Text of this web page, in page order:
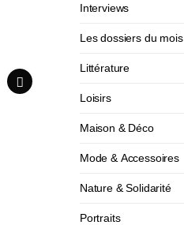
Interviews
Les dossiers du mois
Littérature
Loisirs
Maison & Déco
Mode & Accessoires
Nature & Solidarité
Portraits